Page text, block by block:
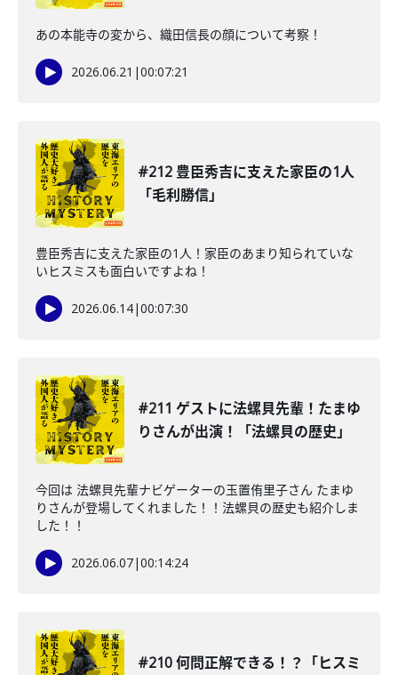
あの本能寺の変から、織田信長の顔について考察！
2026.06.21 |00:07:21
#212 豊臣秀吉に支えた家臣の1人
「毛利勝信」
豊臣秀吉に支えた家臣の1人！家臣のあまり知られていな
いヒスミスも面白いですよね！
2026.06.14|00:07:30
#211 ゲストに法螺貝先輩！たまゆ
りさんが出演！「法螺貝の歴史」
今回は 法螺貝先輩ナビゲーターの玉置侑里子さん たまゆ
りさんが登場してくれました！！法螺貝の歴史も紹介しま
した！！
2026.06.07|00:14:24
#210 何問正解できる！？「ヒスミ